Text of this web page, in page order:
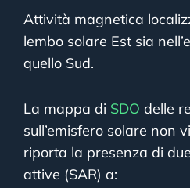
Attività magnetica
lembo solare Est sia
quello Sud.
La mappa di SDO delle
sull’emisfero solare non
riporta la presenza di
attive (SAR) a: